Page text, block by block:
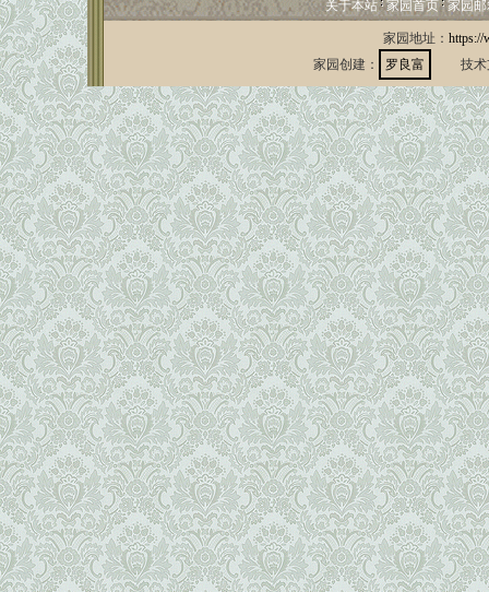
关于本站 家园首页 家园
家园地址： https://
家园创建：
罗良富 技术